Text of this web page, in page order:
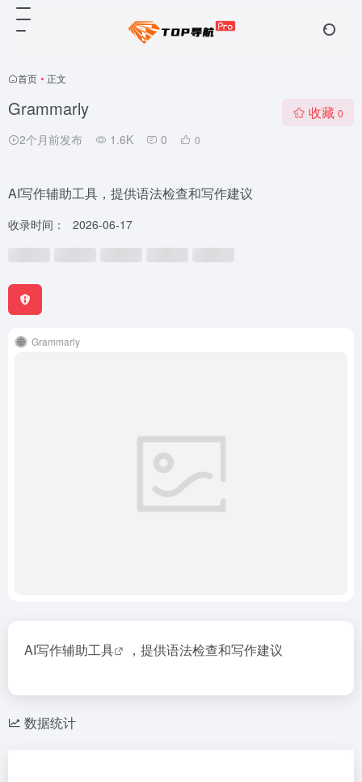
首页 • 正文
Grammarly
2个月前发布 1.6K 0 0
收藏 0
AI写作辅助工具，提供语法检查和写作建议
收录时间： 2026-06-17
Grammarly
AI写作辅助工具 ，提供语法检查和写作建议
数据统计